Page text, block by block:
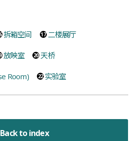
拆箱空间 二楼展厅
放映室 天桥
Room) 实验室
Back to index